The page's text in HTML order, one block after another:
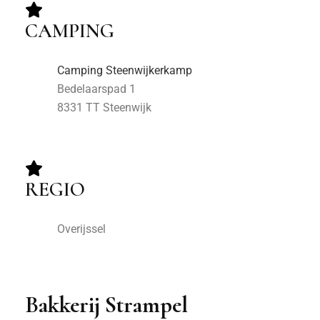
CAMPING
Camping Steenwijkerkamp
Bedelaarspad 1
8331 TT Steenwijk
REGIO
Overijssel
Bakkerij Strampel